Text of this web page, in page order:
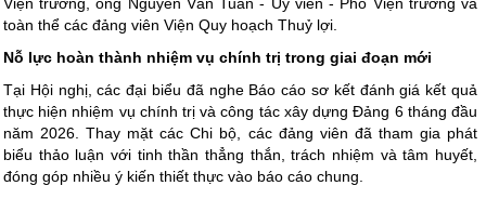
toàn thể các đảng viên Viện Quy hoạch Thuỷ lợi.
Nỗ lực hoàn thành nhiệm vụ chính trị trong giai đoạn mới
Tại Hội nghị, các đại biểu đã nghe Báo cáo sơ kết đánh giá kết quả
thực hiện nhiệm vụ chính trị và công tác xây dựng Đảng 6 tháng đầu
năm 2026. Thay mặt các Chi bộ, các đảng viên đã tham gia phát
biểu thảo luận với tinh thần thẳng thắn, trách nhiệm và tâm huyết,
đóng góp nhiều ý kiến thiết thực vào báo cáo chung.